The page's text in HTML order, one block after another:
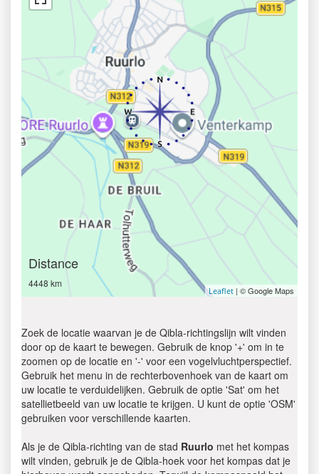
Distance
4448 km
Leaflet | © Google Maps
Zoek de locatie waarvan je de Qibla-richtingslijn wilt vinden
door op de kaart te bewegen. Gebruik de knop '+' om in te
zoomen op de locatie en '-' voor een vogelvluchtperspectief.
Gebruik het menu in de rechterbovenhoek van de kaart om
uw locatie te verduidelijken. Gebruik de optie 'Sat' om het
satellietbeeld van uw locatie te krijgen. U kunt de optie 'OSM'
gebruiken voor verschillende kaarten.
Als je de Qibla-richting van de stad Ruurlo met het kompas
wilt vinden, gebruik je de Qibla-hoek voor het kompas dat je